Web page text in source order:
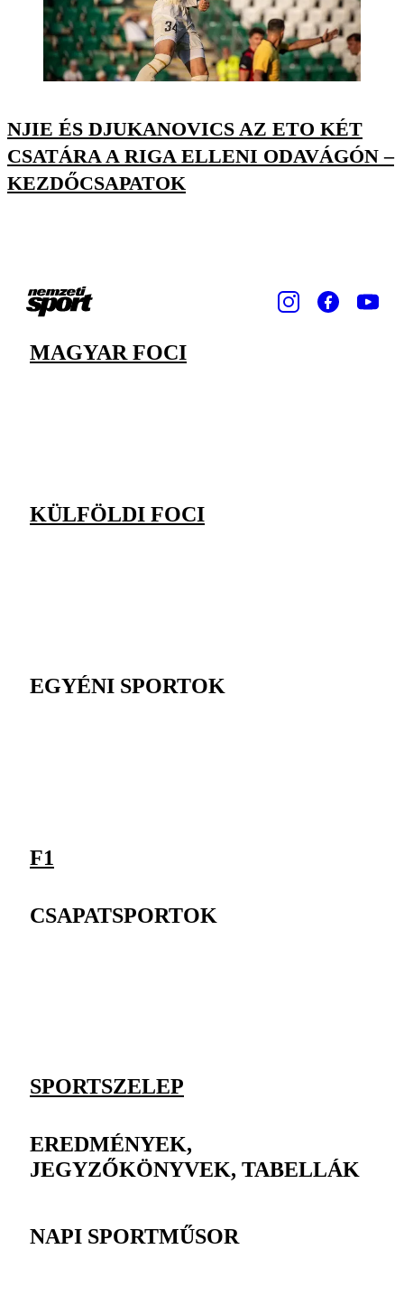
NJIE ÉS DJUKANOVICS AZ ETO KÉT
CSATÁRA A RIGA ELLENI ODAVÁGÓN –
KEZDŐCSAPATOK
MAGYAR FOCI
KÜLFÖLDI FOCI
EGYÉNI SPORTOK
F1
CSAPATSPORTOK
SPORTSZELEP
EREDMÉNYEK,
JEGYZŐKÖNYVEK, TABELLÁK
NAPI SPORTMŰSOR